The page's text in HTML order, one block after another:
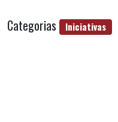
Categorias Iniciativas